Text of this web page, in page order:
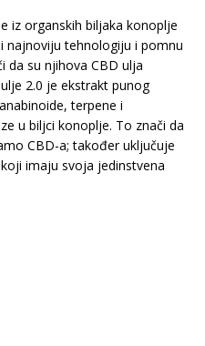
iz organskih biljaka konoplje
najnoviju tehnologiju i pomnu
da su njihova CBD ulja
2.0 je ekstrakt punog
terpene i
u biljci konoplje. To znači da
CBD-a; također uključuje
imaju svoja jedinstvena